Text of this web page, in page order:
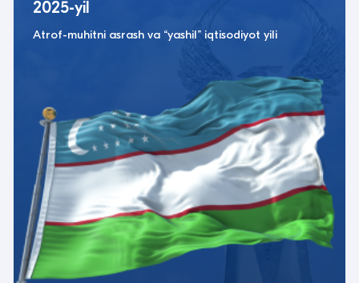
2025-yil
Atrof-muhitni asrash va “yashil” iqtisodiyot yili